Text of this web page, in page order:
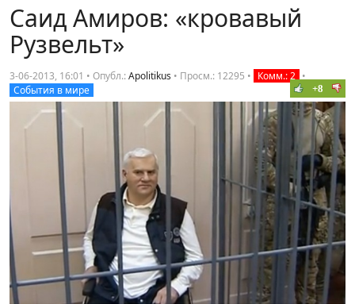
Саид Амиров: «кровавый
Рузвельт»
3-06-2013, 16:01 • Опубл.:Apolitikus • Просм.: 12295 • Комм.: 2 •
События в мире
+8